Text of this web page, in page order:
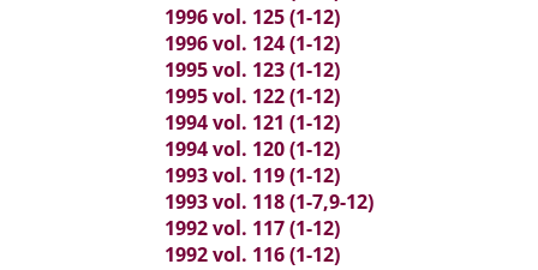
1996 vol. 125 (1-12)
1996 vol. 124 (1-12)
1995 vol. 123 (1-12)
1995 vol. 122 (1-12)
1994 vol. 121 (1-12)
1994 vol. 120 (1-12)
1993 vol. 119 (1-12)
1993 vol. 118 (1-7,9-12)
1992 vol. 117 (1-12)
1992 vol. 116 (1-12)